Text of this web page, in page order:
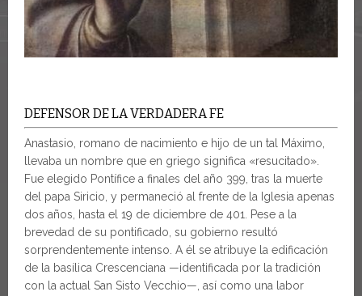
DEFENSOR DE LA VERDADERA FE
Anastasio, romano de nacimiento e hijo de un tal Máximo,
llevaba un nombre que en griego significa «resucitado».
Fue elegido Pontífice a finales del año 399, tras la muerte
del papa Siricio, y permaneció al frente de la Iglesia apenas
dos años, hasta el 19 de diciembre de 401. Pese a la
brevedad de su pontificado, su gobierno resultó
sorprendentemente intenso. A él se atribuye la edificación
de la basílica Crescenciana —identificada por la tradición
con la actual San Sisto Vecchio—, así como una labor